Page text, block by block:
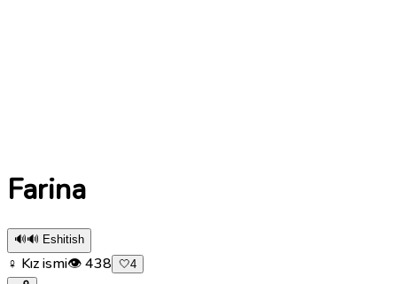
Farina
🔊🔊 Eshitish
♀ Kız ismi👁438 🤍4